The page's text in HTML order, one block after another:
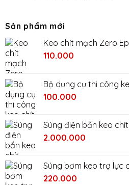
Sản phẩm mới
Keo chít mạch Zero
110.000
Bộ dụng cụ thi công
Giá
200.000₫.
100.000
là:
100.000₫.
Súng điện bắn keo
Giá
2.400.000₫.
2.000.000
là:
Súng bơm keo trợ lực
220.000